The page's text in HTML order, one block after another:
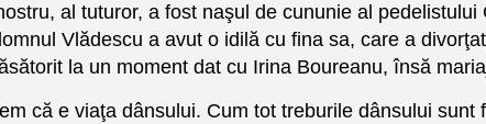
al tuturor, a fost naşul de cununie al
Vlădescu a avut o idilă cu fina sa, care a
la un moment dat cu Irina Boureanu, însă
că e viaţa dânsului. Cum tot treburile dânsului